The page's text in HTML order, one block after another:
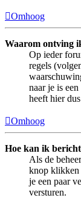
Omhoog
Waarom ontving
Op ieder
regels
naar je is
heeft hier
Omhoog
Hoe kan ik
Als de
knop klikken
je een paar
versturen.